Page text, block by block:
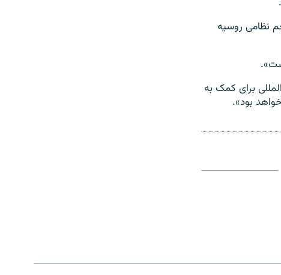
نظامی روسیه
برای کمک به
بود».